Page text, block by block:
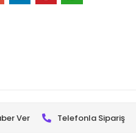
Ver Telefonla Sipariş